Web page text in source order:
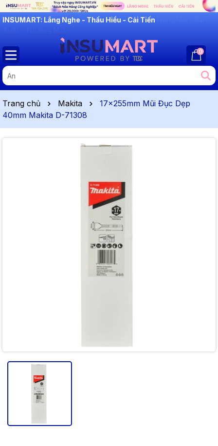
INSUMART: Lắng Nghe - Thấu Hiểu - Cải Tiến
0
Trang chủ Makita
17x255mm Mũi Đục Dẹp
40mm Makita D-71308